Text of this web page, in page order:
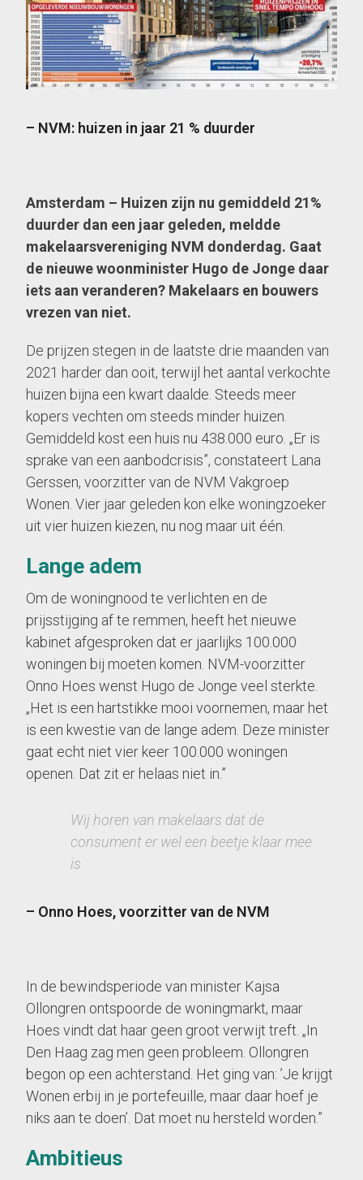
– NVM: huizen in jaar 21 % duurder
Amsterdam – Huizen zijn nu gemiddeld 21%
duurder dan een jaar geleden, meldde
makelaarsvereniging NVM donderdag. Gaat
de nieuwe woonminister Hugo de Jonge daar
iets aan veranderen? Makelaars en bouwers
vrezen van niet.
De prijzen stegen in de laatste drie maanden van
2021 harder dan ooit, terwijl het aantal verkochte
huizen bijna een kwart daalde. Steeds meer
kopers vechten om steeds minder huizen.
Gemiddeld kost een huis nu 438.000 euro. „Er is
sprake van een aanbodcrisis”, constateert Lana
Gerssen, voorzitter van de NVM Vakgroep
Wonen. Vier jaar geleden kon elke woningzoeker
uit vier huizen kiezen, nu nog maar uit één.
Lange adem
Om de woningnood te verlichten en de
prijsstijging af te remmen, heeft het nieuwe
kabinet afgesproken dat er jaarlijks 100.000
woningen bij moeten komen. NVM-voorzitter
Onno Hoes wenst Hugo de Jonge veel sterkte.
„Het is een hartstikke mooi voornemen, maar het
is een kwestie van de lange adem. Deze minister
gaat echt niet vier keer 100.000 woningen
openen. Dat zit er helaas niet in.”
Wij horen van makelaars dat de
consument er wel een beetje klaar mee
is
– Onno Hoes, voorzitter van de NVM
In de bewindsperiode van minister Kajsa
Ollongren ontspoorde de woningmarkt, maar
Hoes vindt dat haar geen groot verwijt treft. „In
Den Haag zag men geen probleem. Ollongren
begon op een achterstand. Het ging van: ’Je krijgt
Wonen erbij in je portefeuille, maar daar hoef je
niks aan te doen’. Dat moet nu hersteld worden.”
Ambitieus